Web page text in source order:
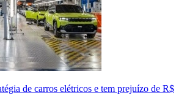
de carros elétricos e tem prejuízo de R$